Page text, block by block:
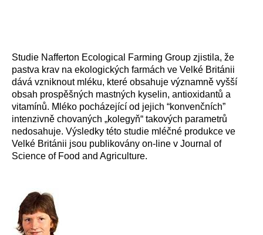
Studie Nafferton Ecological Farming Group zjistila, že
pastva krav na ekologických farmách ve Velké Británii
dává vzniknout mléku, které obsahuje významně vyšší
obsah prospěšných mastných kyselin, antioxidantů a
vitamínů. Mléko pocházející od jejich “konvenčních”
intenzivně chovaných „kolegyň“ takových parametrů
nedosahuje. Výsledky této studie mléčné produkce ve
Velké Británii jsou publikovány on-line v Journal of
Science of Food and Agriculture.